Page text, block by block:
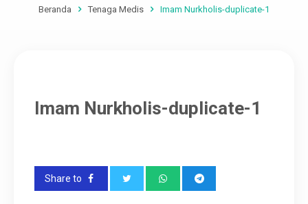
Profil
Fasilitas
Beranda Tenaga Medis Imam Nurkholis-duplicate-1
Imam Nurkholis-duplicate-1
Share to